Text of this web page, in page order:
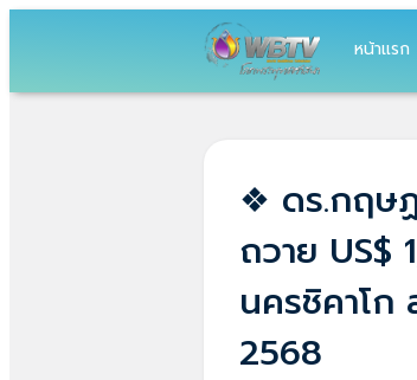
หน้าแรก
❖ ดร.กฤษฏ
ถวาย US$
นครชิคาโก
2568